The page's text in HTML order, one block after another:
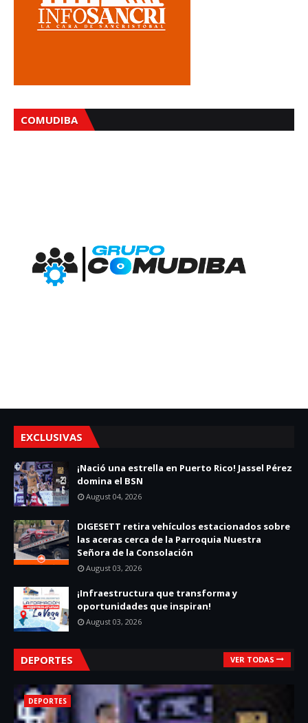
COMUDIBA
EXCLUSIVAS
¡Nació una estrella en Puerto Rico! Jassel Pérez
domina el BSN
August 04, 2026
DIGESETT retira vehículos estacionados sobre
las aceras cerca de la Parroquia Nuestra
Señora de la Consolación
August 03, 2026
¡Infraestructura que transforma y
oportunidades que inspiran!
August 03, 2026
DEPORTES VER TODAS
DEPORTES